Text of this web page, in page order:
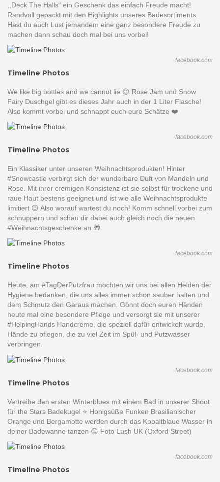
,,Deck The Halls" ein Geschenk das einfach Freude macht!
Randvoll gepackt mit den Highlights unseres Badesortiments.
Hast du auch Lust jemandem eine ganz besondere Freude zu
machen dann schau doch mal bei uns vorbei!
facebook.com
Timeline Photos
We like big bottles and we cannot lie 😉 Rose Jam und Snow
Fairy Duschgel gibt es dieses Jahr auch in der 1 Liter Flasche!
Also kommt vorbei und schnappt euch eure Schätze ❤️
facebook.com
Timeline Photos
Ein Klassiker unter unseren Weihnachtsprodukten! Hinter
#Snowcastle verbirgt sich der wunderbare Duft von Mandeln und
Rose. Mit ihrer cremigen Konsistenz ist sie selbst für trockene und
raue Haut bestens geeignet und ist wie alle Weihnachtsprodukte
limitiert 😉 Also worauf wartest du noch! Komm schnell vorbei zum
schnuppern und schau dir dabei auch gleich noch die neuen
#Weihnachtsgeschenke an 🎁
facebook.com
Timeline Photos
Heute, am #TagDerPutzfrau möchten wir uns bei allen Helden der
Hygiene bedanken, die uns alles immer schön sauber halten und
dem Schmutz den Garaus machen. Gönnt doch euren Händen
heute mal eine besondere Pflege und versorgt sie mit unserer
#HelpingHands Handcreme, die speziell dafür entwickelt wurde,
Hände zu pflegen, die zu viel Zeit im Spül- und Putzwasser
verbringen.
facebook.com
Timeline Photos
Vertreibe den ersten Winterblues mit einem Bad in unserer Shoot
für the Stars Badekugel ⭐️ Honigsüße Funken Brasilianischer
Orange und Bergamotte werden durch das Kobaltblaue Wasser in
deiner Badewanne tanzen 😊 Foto Lush UK (Oxford Street)
facebook.com
Timeline Photos